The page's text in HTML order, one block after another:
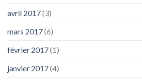
avril 2017(3)
mars 2017(6)
février 2017(1)
janvier 2017(4)